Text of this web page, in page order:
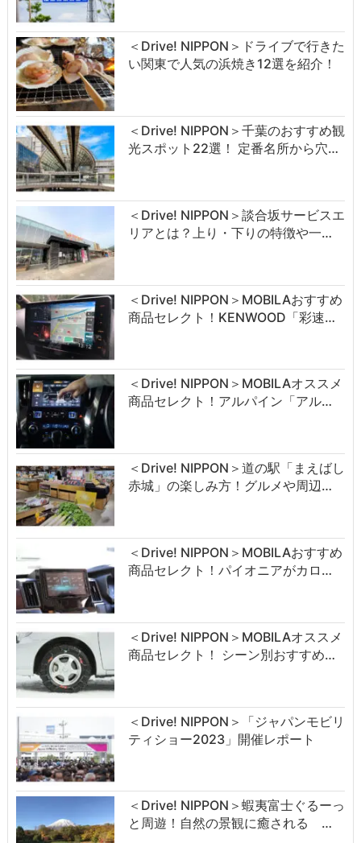
＜Drive! NIPPON＞ドライブで行きた
い関東で人気の浜焼き12選を紹介！
＜Drive! NIPPON＞千葉のおすすめ観
光スポット22選！ 定番名所から穴…
＜Drive! NIPPON＞談合坂サービスエ
リアとは？上り・下りの特徴や一…
＜Drive! NIPPON＞MOBILAおすすめ
商品セレクト！KENWOOD「彩速…
＜Drive! NIPPON＞MOBILAオススメ
商品セレクト！アルパイン「アル…
＜Drive! NIPPON＞道の駅「まえばし
赤城」の楽しみ方！グルメや周辺…
＜Drive! NIPPON＞MOBILAおすすめ
商品セレクト！パイオニアがカロ…
＜Drive! NIPPON＞MOBILAオススメ
商品セレクト！ シーン別おすすめ…
＜Drive! NIPPON＞「ジャパンモビリ
ティショー2023」開催レポート
＜Drive! NIPPON＞蝦夷富士ぐるーっ
と周遊！自然の景観に癒される …